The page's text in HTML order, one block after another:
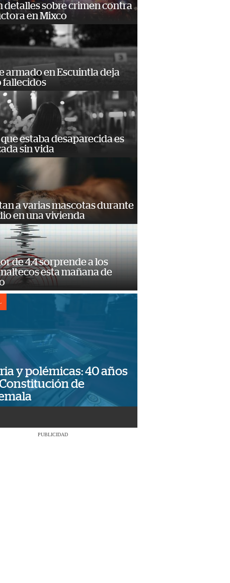
detalles sobre crimen contra
en Mixco
armado en Escuintla deja
fallecidos
estaba desaparecida es
sin vida
a varias mascotas durante
en una vivienda
de 4.4 sorprende a los
esta mañana de
y polémicas: 40 años
de
PUBLICIDAD